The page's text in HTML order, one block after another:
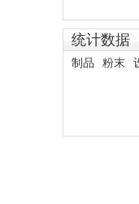
统计数据
制品 粉末